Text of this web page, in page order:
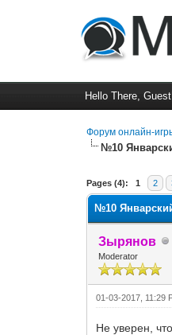
Hello There,
Форум онлайн-
№10
Pages (4): 1 2
0 Vote(s) - 0
1
2
3
4
5
№10
Зырянов
Moderator
01-03-2017, 11:29
Не уверен,